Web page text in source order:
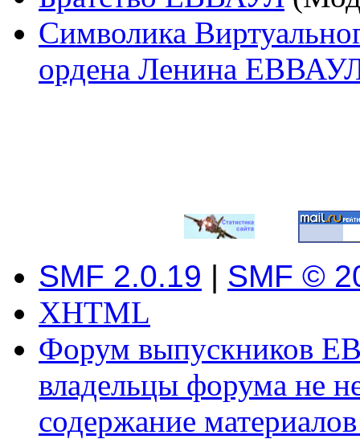
Символика
ордена Ленина
SMF 2.0.19 | SMF ©
XHTML
Форум выпускников
владельцы форума не
содержание